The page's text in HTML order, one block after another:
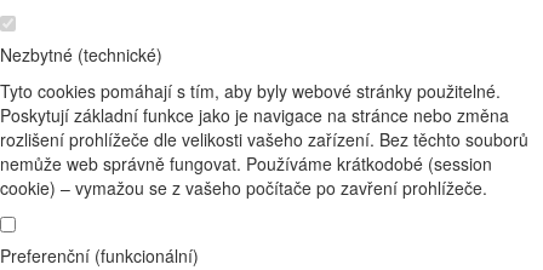
Nezbytné (technické)
Tyto cookies pomáhají s tím, aby byly webové stránky použitelné.
Poskytují základní funkce jako je navigace na stránce nebo změna
rozlišení prohlížeče dle velikosti vašeho zařízení. Bez těchto souborů
nemůže web správně fungovat. Používáme krátkodobé (session
cookie) – vymažou se z vašeho počítače po zavření prohlížeče.
Preferenční (funkcionální)